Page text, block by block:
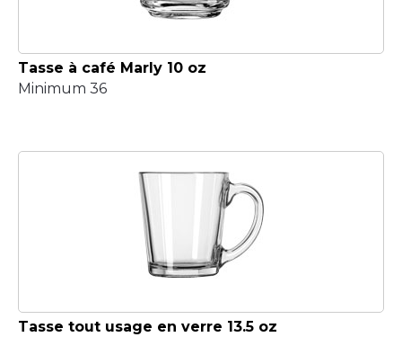
Tasse à café Marly 10 oz
Minimum 36
Tasse tout usage en verre 13.5 oz